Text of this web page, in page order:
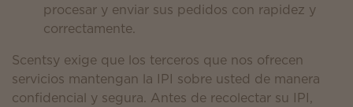
procesar y enviar sus pedidos con rapidez y
correctamente.
Scentsy exige que los terceros que nos ofrecen
servicios mantengan la IPI sobre usted de manera
confidencial y segura. Antes de recolectar su IPI,